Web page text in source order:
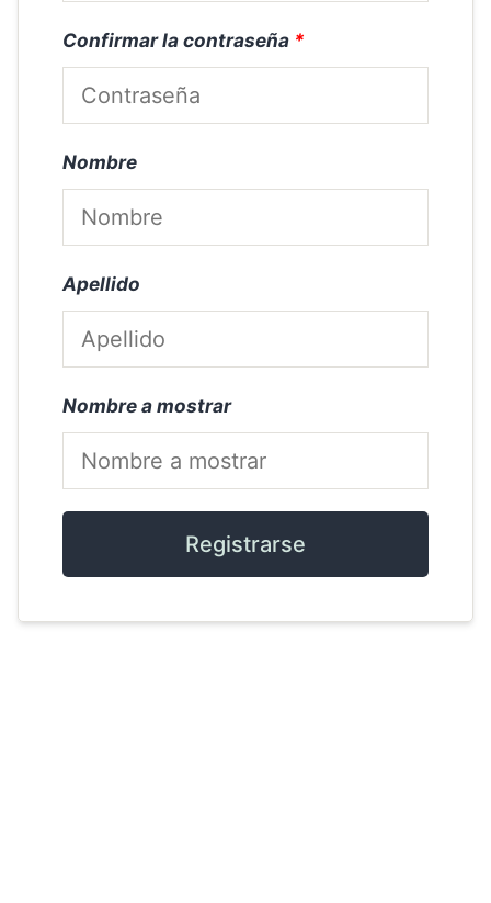
Confirmar la contraseña *
Nombre
Apellido
Nombre a mostrar
Registrarse